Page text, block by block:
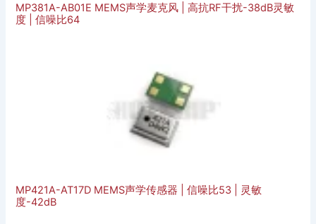
MP381A-AB01E MEMS声学麦克风 | 高抗RF干扰-38dB灵敏
度 | 信噪比64
MP421A-AT17D MEMS声学传感器 | 信噪比53 | 灵敏
度-42dB